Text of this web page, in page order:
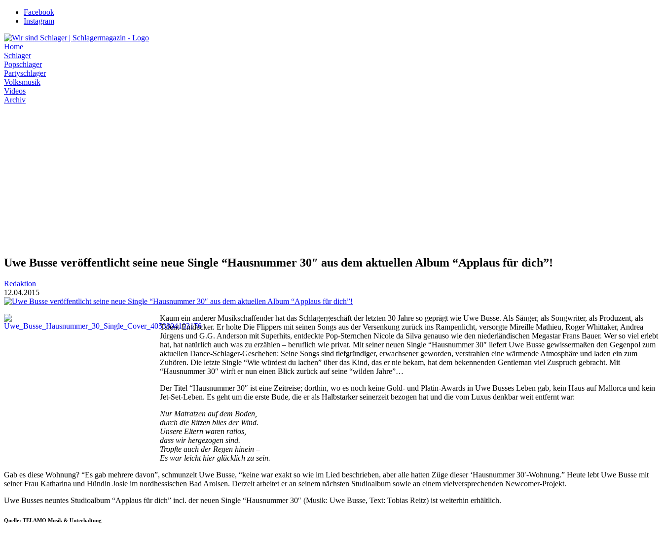
Zum
Inhalt
Facebook
Instagram
Home
Schlager
Popschlager
Partyschlager
Volksmusik
Videos
Archiv
Uwe Busse veröffentlicht seine neue Single “Hausnummer 30″ aus dem aktuellen Album “Applaus für dich”!
Redaktion
12.04.2015
Kaum ein anderer Musikschaffender hat das Schlagergeschäft der letzten 30 Jahre so geprägt wie Uwe Busse. Als Sänger, als Songwriter, als Produzent, als
Talent-Entdecker. Er holte Die Flippers mit seinen Songs aus der Versenkung zurück ins Rampenlicht, versorgte Mireille Mathieu, Roger Whittaker, Andrea
Jürgens und G.G. Anderson mit Superhits, entdeckte Pop-Sternchen Nicole da Silva genauso wie den niederländischen Megastar Frans Bauer. Wer so viel erlebt
hat, hat natürlich auch was zu erzählen – beruflich wie privat. Mit seiner neuen Single “Hausnummer 30″ liefert Uwe Busse gewissermaßen den Gegenpol zum
aktuellen Dance-Schlager-Geschehen: Seine Songs sind tiefgründiger, erwachsener geworden, verstrahlen eine wärmende Atmosphäre und laden ein zum
Zuhören. Die letzte Single “Wie würdest du lachen” über das Kind, das er nie bekam, hat dem bekennenden Gentleman viel Zuspruch gebracht. Mit
“Hausnummer 30″ wirft er nun einen Blick zurück auf seine “wilden Jahre”…
Der Titel “Hausnummer 30″ ist eine Zeitreise; dorthin, wo es noch keine Gold- und Platin-Awards in Uwe Busses Leben gab, kein Haus auf Mallorca und kein
Jet-Set-Leben. Es geht um die erste Bude, die er als Halbstarker seinerzeit bezogen hat und die vom Luxus denkbar weit entfernt war:
Nur Matratzen auf dem Boden,
durch die Ritzen blies der Wind.
Unsere Eltern waren ratlos,
dass wir hergezogen sind.
Tropfte auch der Regen hinein –
Es war leicht hier glücklich zu sein.
Gab es diese Wohnung? “Es gab mehrere davon”, schmunzelt Uwe Busse, “keine war exakt so wie im Lied beschrieben, aber alle hatten Züge dieser ‘Hausnummer 30′-Wohnung.” Heute lebt Uwe Busse mit
seiner Frau Katharina und Hündin Josie im nordhessischen Bad Arolsen. Derzeit arbeitet er an seinem nächsten Studioalbum sowie an einem vielversprechenden Newcomer-Projekt.
Uwe Busses neuntes Studioalbum “Applaus für dich” incl. der neuen Single “Hausnummer 30″ (Musik: Uwe Busse, Text: Tobias Reitz) ist weiterhin erhältlich.
Quelle: TELAMO Musik & Unterhaltung